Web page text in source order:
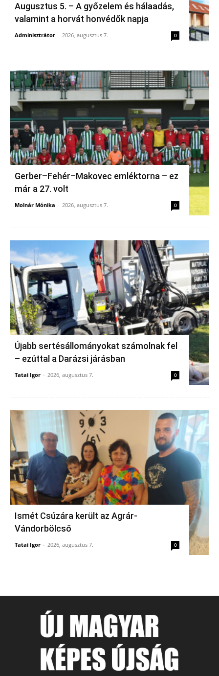
Augusztus 5. – A győzelem és hálaadás,
valamint a horvát honvédők napja
Adminisztrátor - 2026, augusztus 7. 0
Gerber–Fehér–Makovec emléktorna – ez
már a 27. volt
Molnár Mónika - 2026, augusztus 7. 0
Újabb sertésállományokat számolnak fel
– ezúttal a Darázsi járásban
Tatai Igor - 2026, augusztus 7. 0
Ismét Csúzára került az Agrár-
Vándorbölcső
Tatai Igor - 2026, augusztus 7. 0